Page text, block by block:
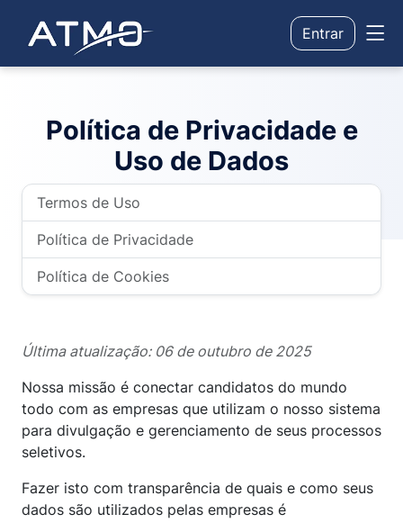
Entrar
Política de Privacidade e
Uso de Dados
Termos de Uso
Política de Privacidade
Política de Cookies
Última atualização: 06 de outubro de 2025
Nossa missão é conectar candidatos do mundo
todo com as empresas que utilizam o nosso sistema
para divulgação e gerenciamento de seus processos
seletivos.
Fazer isto com transparência de quais e como seus
dados são utilizados pelas empresas é